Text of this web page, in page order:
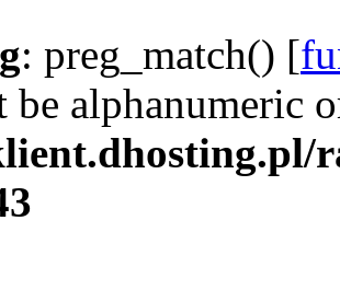
: preg_match() [
be alphanumeric